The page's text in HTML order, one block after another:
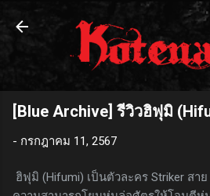
ข้ามไปที่เนื้อหาห
[Blue Archive] รีวิวฮิฟุมิ
- กรกฎาคม 11, 2567
ฮิฟุมิ (Hifumi) เป็นตัวละคร Striker สา